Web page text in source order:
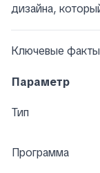
дизайна,
Ключевые факты
Параметр
Тип
Программа